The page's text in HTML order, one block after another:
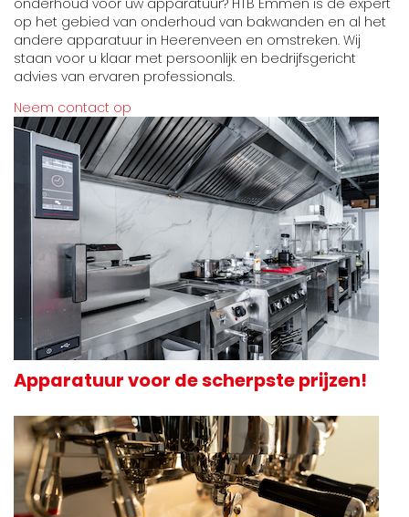
op het gebied van onderhoud van bakwanden en al het
andere apparatuur in Heerenveen en omstreken. Wij
staan voor u klaar met persoonlijk en bedrijfsgericht
advies van ervaren professionals.
Neem contact op
Apparatuur voor de scherpste prijzen!